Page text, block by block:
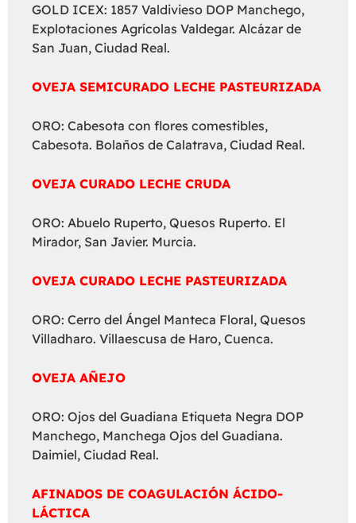
GOLD ICEX: 1857 Valdivieso DOP Manchego,
Explotaciones Agrícolas Valdegar. Alcázar de
San Juan, Ciudad Real.
OVEJA SEMICURADO LECHE PASTEURIZADA
ORO: Cabesota con flores comestibles,
Cabesota. Bolaños de Calatrava, Ciudad Real.
OVEJA CURADO LECHE CRUDA
ORO: Abuelo Ruperto, Quesos Ruperto. El
Mirador, San Javier. Murcia.
OVEJA CURADO LECHE PASTEURIZADA
ORO: Cerro del Ángel Manteca Floral, Quesos
Villadharo. Villaescusa de Haro, Cuenca.
OVEJA AÑEJO
ORO: Ojos del Guadiana Etiqueta Negra DOP
Manchego, Manchega Ojos del Guadiana.
Daimiel, Ciudad Real.
AFINADOS DE COAGULACIÓN ÁCIDO-
LÁCTICA